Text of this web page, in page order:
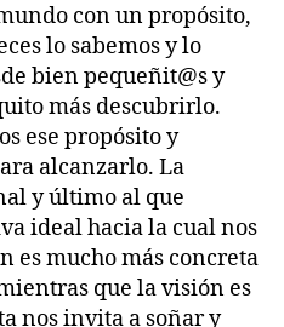
con un propósito,
lo sabemos y lo
bien pequeñit@s y
más descubrirlo.
ese propósito y
alcanzarlo. La
y último al que
ideal hacia la cual nos
es mucho más concreta
que la visión es
nos invita a soñar y